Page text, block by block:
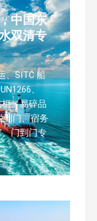
中国东
双清专
、SITC 船
、
、易碎品
到门、宿务
门到门专